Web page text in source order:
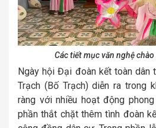
Các tiết mục văn nghệ
Ngày hội Đại đoàn kết toàn dân
Trạch (Bố Trạch) diễn ra trong
ràng với nhiều hoạt động
phần thắt chặt thêm tình đoàn